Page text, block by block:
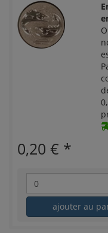
0,20 € *
ajouter au